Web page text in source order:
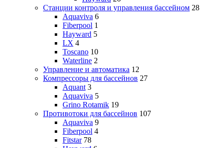
Станции контроля и управления бассейном 28
Aquaviva 6
Fiberpool 1
Hayward 5
LX 4
Toscano 10
Waterline 2
Управление и автоматика 12
Компрессоры для бассейнов 27
Aquant 3
Aquaviva 5
Grino Rotamik 19
Противотоки для бассейнов 107
Aquaviva 9
Fiberpool 4
Fitstar 78